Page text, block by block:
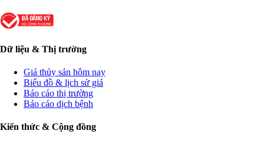
Dữ liệu & Thị trường
Giá thủy sản hôm nay
Biểu đồ & lịch sử giá
Báo cáo thị trường
Báo cáo dịch bệnh
Kiến thức & Cộng đồng